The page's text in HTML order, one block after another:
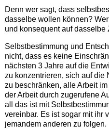
Denn wer sagt, dass
dasselbe wollen können?
und konsequent auf
Selbstbestimmung und
nicht, dass es keine
nächsten 3 Jahre auf die
zu konzentrieren, sich auf die
zu beschränken, alle Arbeit
der Arbeit durch zugerufene
all das ist mit
vereinbar. Es ist sogar mit ihr
jemandem anderen zu folgen.